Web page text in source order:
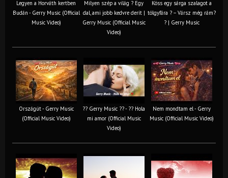
Legyen a Horváth kertben
Budán - Gerry Music (Official
Music Video)
Milyen szép a világ ? Egy
dal, ami jobb kedvre derít |
Gerry Music (Official Music
Video)
Köss egy sárga szalagot a
tölgyfára ?️ – Vársz még rám?
? | Gerry Music
Országút - Gerry Music
(Official Music Video)
?? Gerry Music ?? - ?? Hola
mi amor (Official Music
Video)
Nem mondtam el - Gerry
Music (Official Music Video)